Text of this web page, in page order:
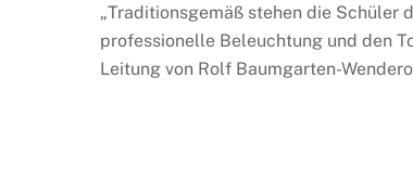
„Traditionsgemäß stehen die Schüler
professionelle Beleuchtung und den
Leitung von Rolf Baumgarten-